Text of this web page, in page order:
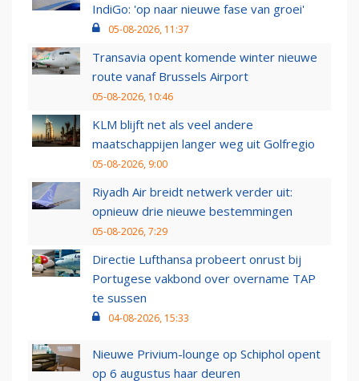
IndiGo: 'op naar nieuwe fase van groei'
05-08-2026, 11:37
Transavia opent komende winter nieuwe
route vanaf Brussels Airport
05-08-2026, 10:46
KLM blijft net als veel andere
maatschappijen langer weg uit Golfregio
05-08-2026, 9:00
Riyadh Air breidt netwerk verder uit:
opnieuw drie nieuwe bestemmingen
05-08-2026, 7:29
Directie Lufthansa probeert onrust bij
Portugese vakbond over overname TAP
te sussen
04-08-2026, 15:33
Nieuwe Privium-lounge op Schiphol opent
op 6 augustus haar deuren